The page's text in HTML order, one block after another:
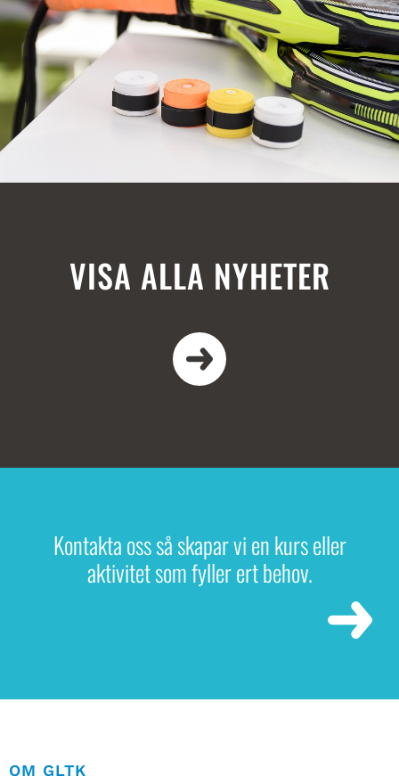
VISA ALLA NYHETER
Kontakta oss så skapar vi en kurs eller
aktivitet som fyller ert behov.
OM GLTK